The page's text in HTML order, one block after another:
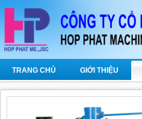
TRANG CHỦ GIỚI THIỆU